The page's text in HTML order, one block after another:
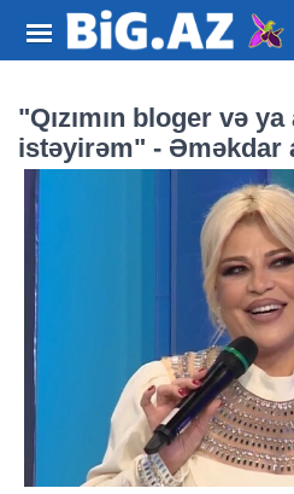
"Qızımın bloger və ya
istəyirəm" - Əməkdar